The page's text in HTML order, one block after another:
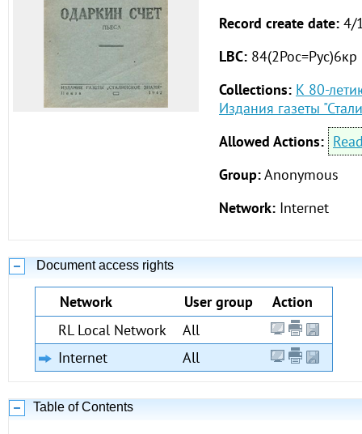
Record create date: 4/
LBC: 84(2Рос=Рус)6кр
Collections: К 80-
Издания газеты
Allowed Actions:
Group:Anonymous
Network: Internet
Document access rights
Network User group
Action
RL Local Network
All
Internet
All
Table of Contents